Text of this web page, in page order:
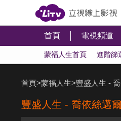
首頁 電視頻道
蒙福人生首頁 進階篩
首頁>蒙福人生>豐盛人生 -
豐盛人生 - 喬依絲邁